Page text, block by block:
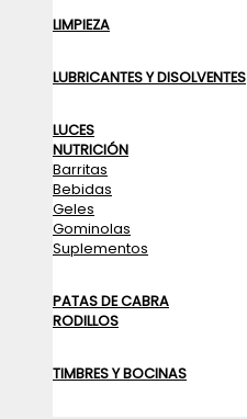
LIMPIEZA
LUBRICANTES Y DISOLVENTES
LUCES
NUTRICIÓN
Barritas
Bebidas
Geles
Gominolas
Suplementos
PATAS DE CABRA
RODILLOS
TIMBRES Y BOCINAS